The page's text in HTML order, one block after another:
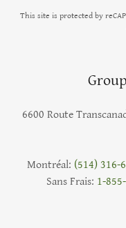
This site is protected by
6600 Route
Montréal: (514) 316-
Sans Frais: 1-